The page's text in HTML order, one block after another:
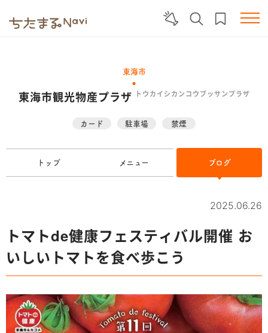
東海市
東海市観光物産プラザ トウカイシカンコウブッサンプラザ
カード 駐車場 禁煙
トップ メニュー ブログ
2025.06.26
トマトde健康フェスティバル開催 お
いしいトマトを食べ歩こう